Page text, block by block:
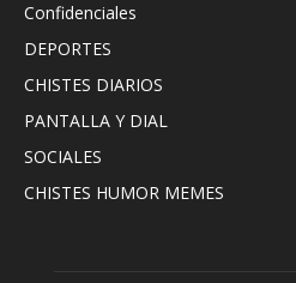
Confidenciales
DEPORTES
CHISTES DIARIOS
PANTALLA Y DIAL
SOCIALES
CHISTES HUMOR MEMES